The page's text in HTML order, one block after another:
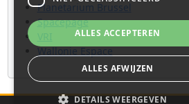
Planetarium Brussel
Spacepage
VRI
Wallonie Espace
ALLES ACCEPTEREN
ALLES AFWIJZEN
DETAILS WEERGEVEN